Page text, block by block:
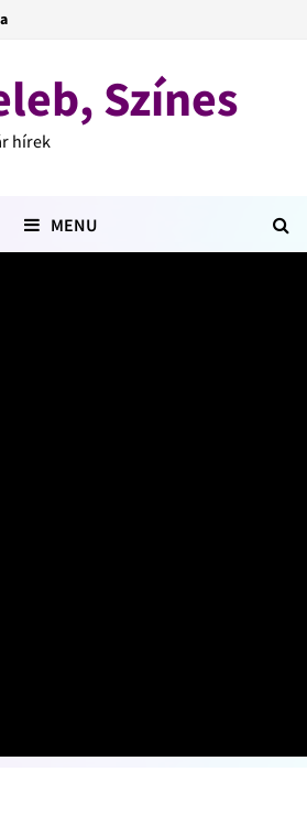
Színes
hírek
MENU